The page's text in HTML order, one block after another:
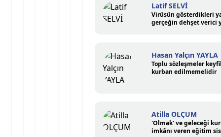
Latif SELVİ
Virüsün gösterdikleri
gerçeğin dehşet verici
Hasan Yalçın YAYLA
Toplu sözleşmeler
kurban edilmemelidir
Atilla OLÇUM
'Olmak' ve geleceği
imkânı veren eğitim